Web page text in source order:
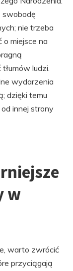
swobodę
nie trzeba
miejsce na
ludzi.
wydarzenia
dzięki temu
innej strony
w
warto zwrócić
przyciągają